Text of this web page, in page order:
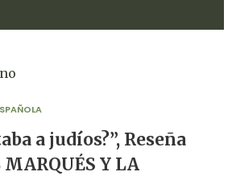
a judíos?”, Reseña
Y LA